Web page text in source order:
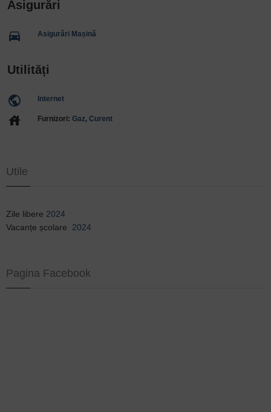
Asigurări
directions_car Asigurări Mașină
Utilități
public Internet
house Furnizori: Gaz, Curent
Utile
Zile libere 2024
Vacanțe școlare 2024
Pagina Facebook